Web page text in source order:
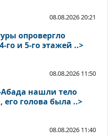
08.08.2026 20:21
опровергло
го и 5-го этажей ..>
08.08.2026 11:50
нашли тело
голова была ..>
08.08.2026 11:40